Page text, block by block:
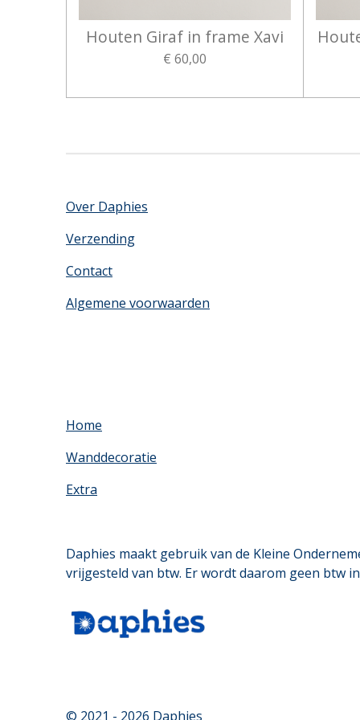
Houten Giraf in frame Xavi
€ 60,00
Over Daphies
Verzending
Contact
Algemene voorwaarden
Home
Wanddecoratie
Extra
Daphies maakt gebruik van de Kleine
vrijgesteld van btw. Er wordt daarom geen btw
© 2021 - 2026 Daphies